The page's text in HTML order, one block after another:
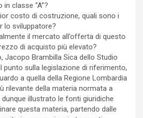
classe “A”?
costo di costruzione, quali sono i
lo sviluppatore?
il mercato all’offerta di questo
di acquisto più elevato?
Jacopo Brambilla Sica dello Studio
punto sulla legislazione di riferimento,
a quella della Regione Lombardia
rilevante della materia normata a
dunque illustrato le fonti giuridiche
questa materia, partendo dalle